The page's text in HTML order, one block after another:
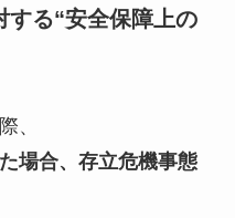
る“安全保障上の
、
場合、存立危機事態